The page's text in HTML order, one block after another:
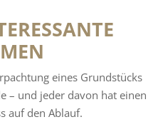
eines Grundstücks
– und jeder davon hat einen
auf den Ablauf.